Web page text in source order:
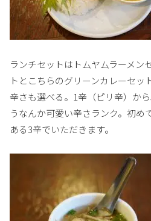
ランチセットはトムヤムラーメン
トとこちらのグリーンカレーセッ
辛さも選べる。1辛（ピリ辛）か
うなんか可愛い辛さランク。初め
ある3辛でいただきます。